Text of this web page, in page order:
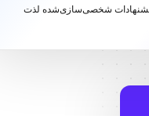
شخصی‌سازی‌شده لذت